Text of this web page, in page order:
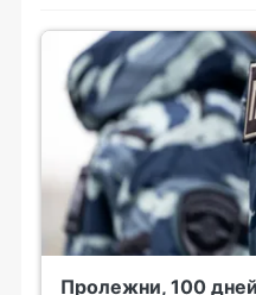
Пролежни, 100